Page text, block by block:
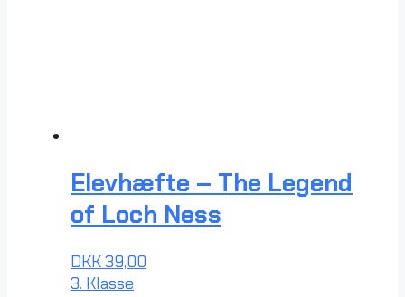
Elevhæfte – The Legend
of Loch Ness
DKK39,00
3. Klasse